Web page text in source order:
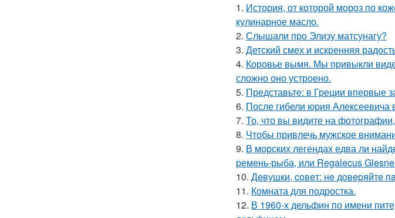
1. История, от которой мороз по
кулинарное масло.
2. Слышали про Элизу матсунагу?
3. Детский смех и искренняя
4. Коровье вымя. Мы привыкли
сложно оно устроено.
5. Представьте: в Греции впервые
6. После гибели юрия
7. То, что вы видите на
8. Чтобы привлечь мужское
9. В морских легендах едва ли
ремень-рыба, или Regalecus
10. Дeвушки, coвeт: нe дoвepяйтe
11. Комната для подростка.
12. В 1960-х дельфин по имени